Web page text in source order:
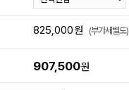
825,000원 (부가세별도)
907,500원